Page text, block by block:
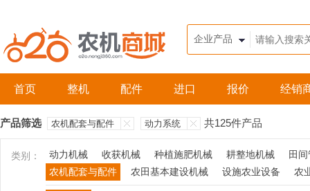
首页 整机 配件 进口 报价 经销
产品筛选 农机配套与配件 动力系统 共125件产品
类别： 动力机械 收获机械 种植施肥机械 耕整地机械
田
农机配套与配件
农田基本建设机械 设施农业设备 农